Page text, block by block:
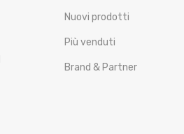
Nuovi prodotti
Più venduti
Brand & Partner